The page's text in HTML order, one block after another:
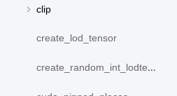
clip
create_lod_tensor
create_random_int_lodtensor